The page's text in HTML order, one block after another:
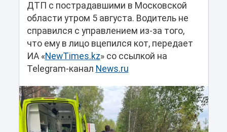
ДТП с пострадавшими в Московской
области утром 5 августа. Водитель не
справился с управлением из-за того,
что ему в лицо вцепился кот, передает
ИА «NewTimes.kz» со ссылкой на
Telegram-канал News.ru